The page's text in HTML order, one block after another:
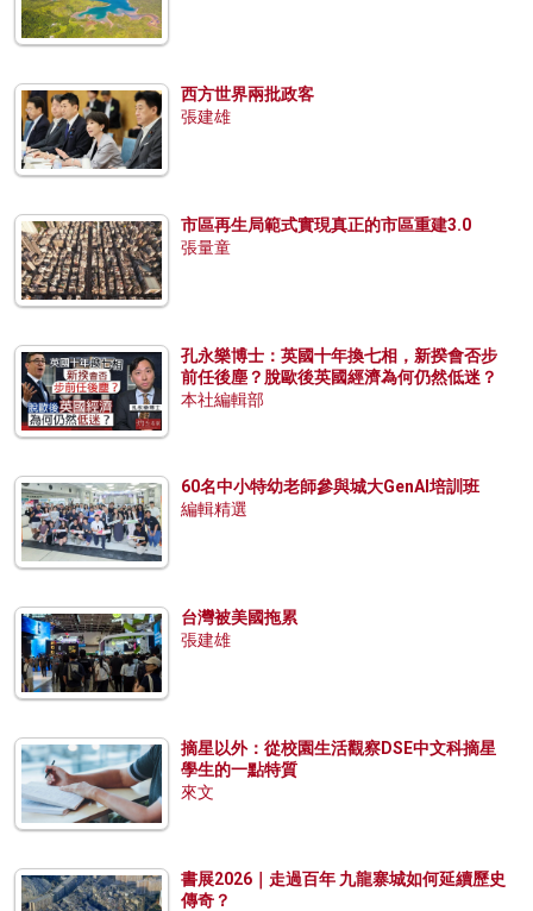
西方世界兩批政客
張建雄
市區再生局範式實現真正的市區重建3.0
張量童
孔永樂博士：英國十年換七相，新揆會否步
前任後塵？脫歐後英國經濟為何仍然低迷？
本社編輯部
60名中小特幼老師參與城大GenAI培訓班
編輯精選
台灣被美國拖累
張建雄
摘星以外：從校園生活觀察DSE中文科摘星
學生的一點特質
來文
書展2026｜走過百年 九龍寨城如何延續歷史
傳奇？